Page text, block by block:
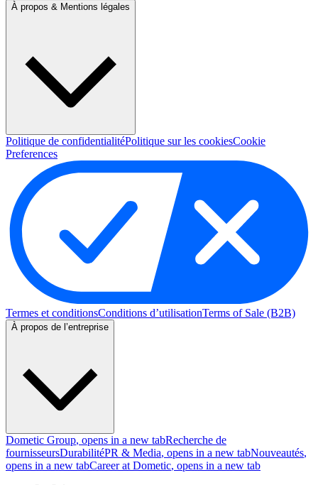
À propos & Mentions légales
Politique de confidentialitéPolitique sur les cookiesCookie
Preferences
Termes et conditionsConditions d’utilisationTerms of Sale (B2B)
À propos de l’entreprise
Dometic Group, opens in a new tabRecherche de
fournisseursDurabilitéPR & Media, opens in a new tabNouveautés,
opens in a new tabCareer at Dometic, opens in a new tab